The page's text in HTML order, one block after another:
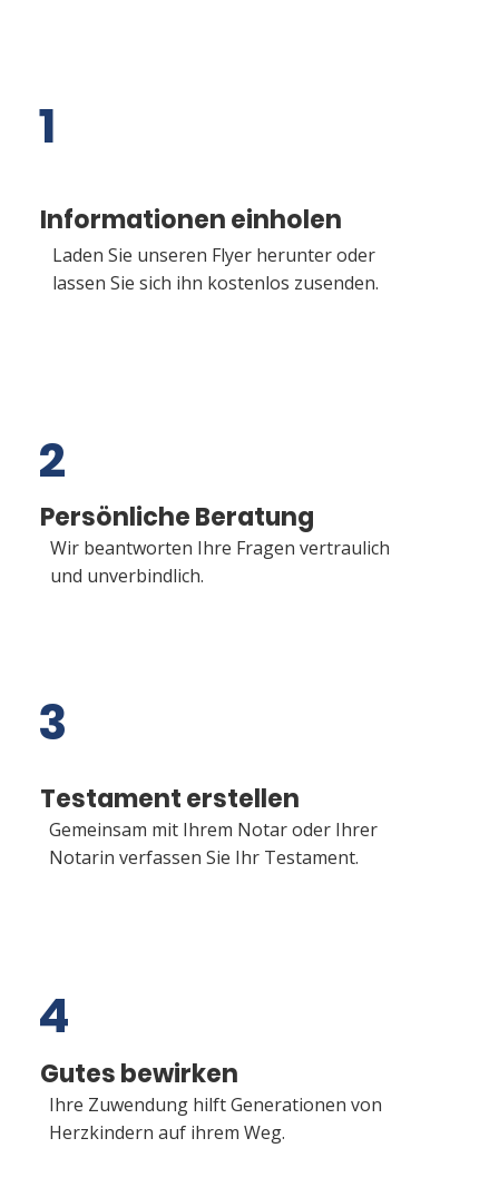
2
Persönliche Beratung
Wir beantworten Ihre Fragen vertraulich
und unverbindlich.
1
Informationen einholen
Laden Sie unseren Flyer herunter oder
lassen Sie sich ihn kostenlos zusenden.
3
Testament erstellen
Gemeinsam mit Ihrem Notar oder Ihrer
Notarin verfassen Sie Ihr Testament.
4
Gutes bewirken
Ihre Zuwendung hilft Generationen von
Herzkindern auf ihrem Weg.